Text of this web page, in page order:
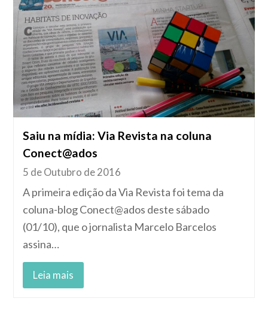
Saiu na mídia: Via Revista na coluna
Conect@ados
5 de Outubro de 2016
A primeira edição da Via Revista foi tema da
coluna-blog Conect@ados deste sábado
(01/10), que o jornalista Marcelo Barcelos
assina…
Leia mais